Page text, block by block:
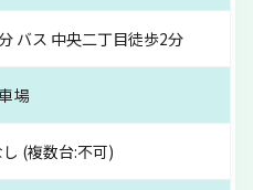
バス 中央二丁目徒歩2分
場
(複数台:不可)